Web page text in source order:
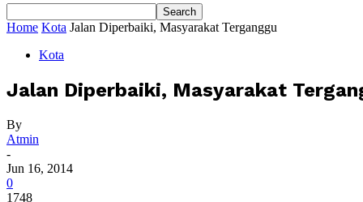
Home Kota Jalan Diperbaiki, Masyarakat Terganggu
Kota
Jalan Diperbaiki, Masyarakat
By
Atmin
-
Jun 16, 2014
0
1748